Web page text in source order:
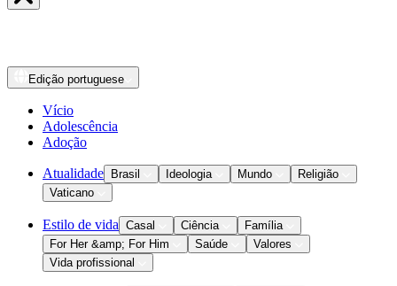
Edição portuguese
Vício
Adolescência
Adoção
Atualidade Brasil Ideologia Mundo
Religião
Vaticano
Estilo de vida Casal Ciência
Família
For Her &amp; For Him
Saúde
Valores
Vida profissional